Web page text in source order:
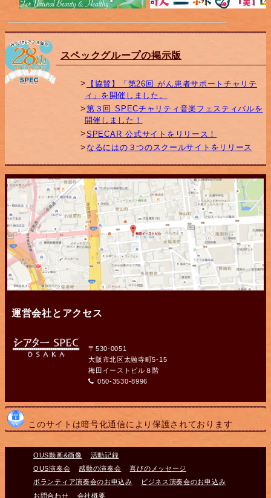
スペックグループの掲示版
【協賛】「第26回 がん患者サポートチャリテ
ィ」を開催しました。
第３回 SPECチャリティ音楽フェスティバルを
開催しました！
SPECAR 公式サイトをリリース！
なるにはの３つのスクールサイトをリリース
運営会社とアクセス
〒530-0051
大阪市北区太融寺町5-15
梅田イーストビル８階
050-3530-8996
このサイトは暗号化通信により保護されております
OUS動画&画像
活動記録
OUS演奏会
感動の演奏会
喜びのメッセージ
ボランティア演奏会のお申込み
ビジネス演奏会のお申込み
お問合わせ
会社概要